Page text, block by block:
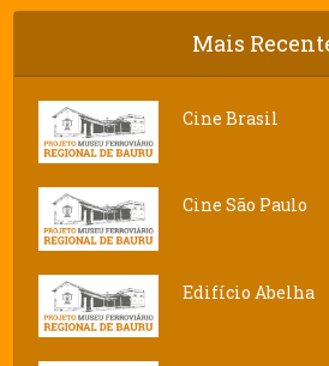
Mais
Cine Brasil
Cine São Paulo
Edifício Abelha